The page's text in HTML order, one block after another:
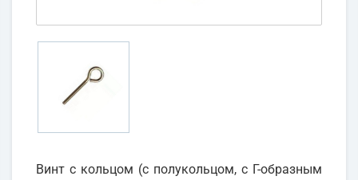
Винт с кольцом (с полукольцом, с Г-образным